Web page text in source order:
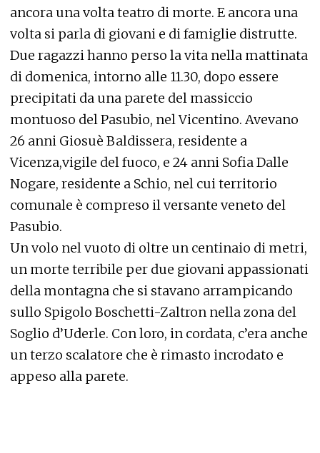
ancora una volta teatro di morte. E ancora una
volta si parla di giovani e di famiglie distrutte.
Due ragazzi hanno perso la vita nella mattinata
di domenica, intorno alle 11.30, dopo essere
precipitati da una parete del massiccio
montuoso del Pasubio, nel Vicentino. Avevano
26 anni Giosuè Baldissera, residente a
Vicenza,vigile del fuoco, e 24 anni Sofia Dalle
Nogare, residente a Schio, nel cui territorio
comunale è compreso il versante veneto del
Pasubio.
Un volo nel vuoto di oltre un centinaio di metri,
un morte terribile per due giovani appassionati
della montagna che si stavano arrampicando
sullo Spigolo Boschetti-Zaltron nella zona del
Soglio d’Uderle. Con loro, in cordata, c’era anche
un terzo scalatore che è rimasto incrodato e
appeso alla parete.